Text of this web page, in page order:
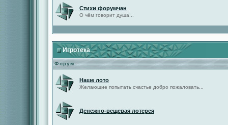
Стихи форумчан
О чём говорит душа...
Игротека
Форум
Наше лото
Желающие попытать счастье добро пожаловать...
Денежно-вещевая лотерея